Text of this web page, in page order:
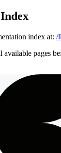
index at: /
available pages